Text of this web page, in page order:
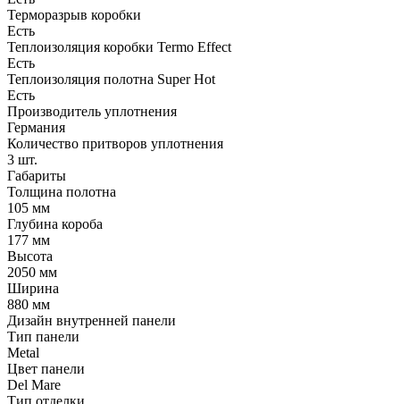
Терморазрыв коробки
Есть
Теплоизоляция коробки Termo Effect
Есть
Теплоизоляция полотна Super Нot
Есть
Производитель уплотнения
Германия
Количество притворов уплотнения
3 шт.
Габариты
Толщина полотна
105 мм
Глубина короба
177 мм
Высота
2050 мм
Ширина
880 мм
Дизайн внутренней панели
Тип панели
Metal
Цвет панели
Del Mare
Тип отделки